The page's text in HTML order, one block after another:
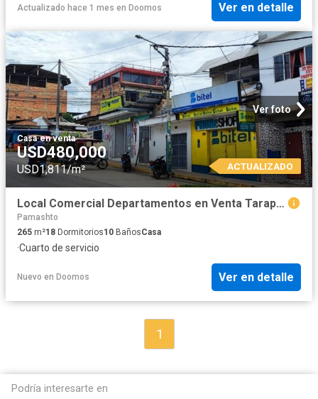
Actualizado hace 1 mes en Doomos Ver en detalle
Ver foto
Casa·en venta
USD480,000
USD1,811/m² ACTUALIZADO
Local Comercial Departamentos en Venta Tarapoto
Pamashto
265 m²18 Dormitorios10 BañosCasa
·Cuarto de servicio
Nuevo en Doomos Ver en detalle
1
Podría interesarte en